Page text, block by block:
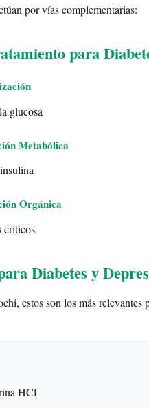
por vías complementarias:
para
glucosa
Metabólica
Orgánica
críticos
Diabetes y
estos son los más
HCl